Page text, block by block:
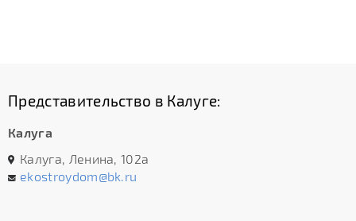
Представительство в Калуге:
Калуга
Калуга, Ленина, 102а
ekostroydom@bk.ru